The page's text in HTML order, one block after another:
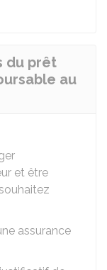
du prêt
au
et être
assurance